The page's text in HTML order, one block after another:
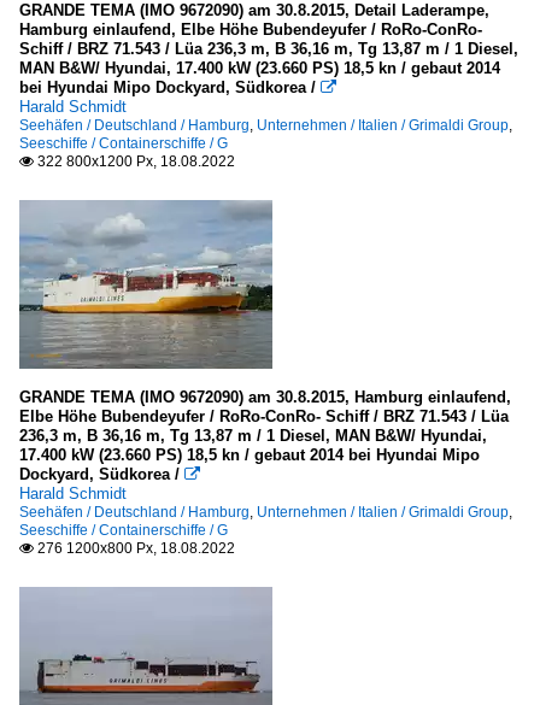
GRANDE TEMA (IMO 9672090) am 30.8.2015, Detail Laderampe,
Hamburg einlaufend, Elbe Höhe Bubendeyufer / RoRo-ConRo-
Schiff / BRZ 71.543 / Lüa 236,3 m, B 36,16 m, Tg 13,87 m / 1 Diesel,
MAN B&W/ Hyundai, 17.400 kW (23.660 PS) 18,5 kn / gebaut 2014
bei Hyundai Mipo Dockyard, Südkorea / 
Harald Schmidt
Seehäfen / Deutschland / Hamburg, Unternehmen / Italien / Grimaldi Group,
Seeschiffe / Containerschiffe / G
 322 800x1200 Px, 18.08.2022
GRANDE TEMA (IMO 9672090) am 30.8.2015, Hamburg einlaufend,
Elbe Höhe Bubendeyufer / RoRo-ConRo- Schiff / BRZ 71.543 / Lüa
236,3 m, B 36,16 m, Tg 13,87 m / 1 Diesel, MAN B&W/ Hyundai,
17.400 kW (23.660 PS) 18,5 kn / gebaut 2014 bei Hyundai Mipo
Dockyard, Südkorea / 
Harald Schmidt
Seehäfen / Deutschland / Hamburg, Unternehmen / Italien / Grimaldi Group,
Seeschiffe / Containerschiffe / G
 276 1200x800 Px, 18.08.2022